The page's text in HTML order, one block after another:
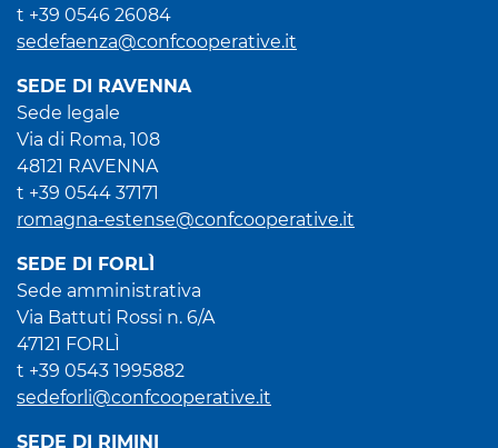
t +39 0546 26084
sedefaenza@confcooperative.it
SEDE DI RAVENNA
Sede legale
Via di Roma, 108
48121 RAVENNA
t +39 0544 37171
romagna-estense@confcooperative.it
SEDE DI FORLÌ
Sede amministrativa
Via Battuti Rossi n. 6/A
47121 FORLÌ
t +39 0543 1995882
sedeforli@confcooperative.it
SEDE DI RIMINI